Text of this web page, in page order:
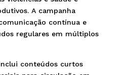
A campanha
contínua e
regulares em múltiplos
conteúdos curtos